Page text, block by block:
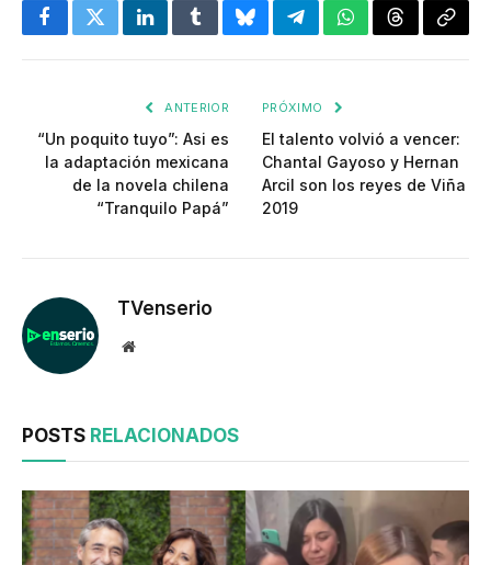
FacebookTwitterLinkedInTumblrBlueskyTelegramWhatsApp
Threads
ANTERIOR
“Un poquito tuyo”: Asi es
la adaptación mexicana
de la novela chilena
“Tranquilo Papá”
PRÓXIMO
El talento volvió a vencer:
Chantal Gayoso y Hernan
Arcil son los reyes de Viña
2019
TVenserio
Website
POSTS RELACIONADOS